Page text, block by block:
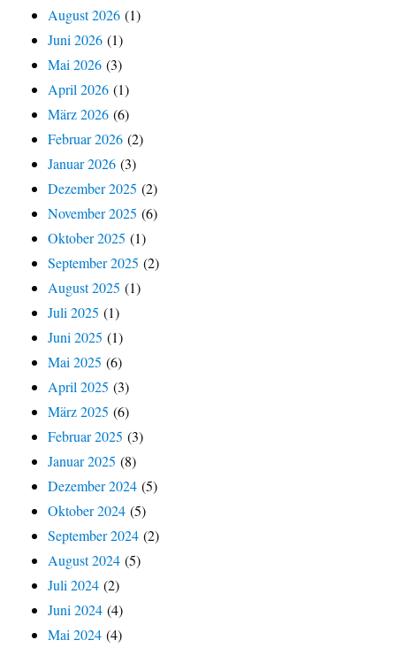
August 2026 (1)
Juni 2026 (1)
Mai 2026 (3)
April 2026 (1)
März 2026 (6)
Februar 2026 (2)
Januar 2026 (3)
Dezember 2025 (2)
November 2025 (6)
Oktober 2025 (1)
September 2025 (2)
August 2025 (1)
Juli 2025 (1)
Juni 2025 (1)
Mai 2025 (6)
April 2025 (3)
März 2025 (6)
Februar 2025 (3)
Januar 2025 (8)
Dezember 2024 (5)
Oktober 2024 (5)
September 2024 (2)
August 2024 (5)
Juli 2024 (2)
Juni 2024 (4)
Mai 2024 (4)